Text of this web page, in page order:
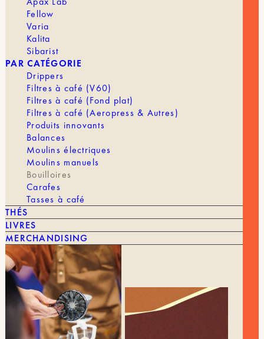
Fellow
Varia
Kalita
Sibarist
PAR CATÉGORIE
Drippers
Filtres à café (V60)
Filtres à café (Fond plat)
Filtres à café (Aeropress & Autres)
Produits innovants
Balances
Moulins électriques
Moulins manuels
Bouilloires
Carafes
Tasses à café
THÉS
LIVRES
MERCHANDISING
Puissance : 1200–1350w
Capacité 900 ml
En stock
quantité
Timemore
Bouilloire
électrique
AJOUTER AU PANIER | 169,00 €
MARQUE
VOUS POURRIEZ AIMER AUSSI
TOUT VOIR